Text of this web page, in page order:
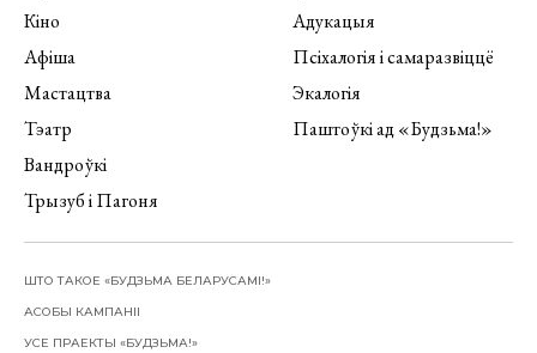
Кіно
Афіша
Мастацтва
Тэатр
Вандроўкі
Трызуб і Пагоня
Адукацыя
Псіхалогія і самаразвіццё
Экалогія
Паштоўкі ад «Будзьма!»
ШТО ТАКОЕ «БУДЗЬМА БЕЛАРУСАМІ!»
АСОБЫ КАМПАНІІ
УСЕ ПРАЕКТЫ «БУДЗЬМА!»